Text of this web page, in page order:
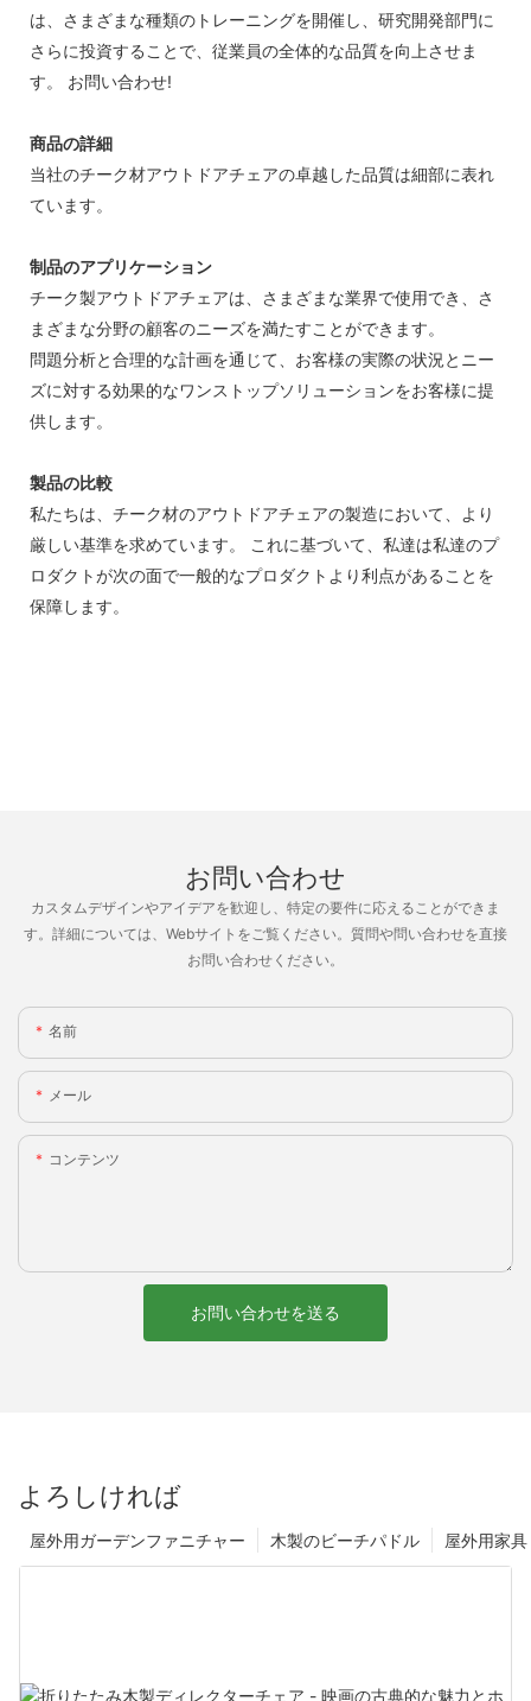
は、さまざまな種類のトレーニングを開催し、研究開発部門に
さらに投資することで、従業員の全体的な品質を向上させま
す。 お問い合わせ!
商品の詳細
当社のチーク材アウトドアチェアの卓越した品質は細部に表れ
ています。
制品のアプリケーション
チーク製アウトドアチェアは、さまざまな業界で使用でき、さ
まざまな分野の顧客のニーズを満たすことができます。
問題分析と合理的な計画を通じて、お客様の実際の状況とニー
ズに対する効果的なワンストップソリューションをお客様に提
供します。
製品の比較
私たちは、チーク材のアウトドアチェアの製造において、より
厳しい基準を求めています。 これに基づいて、私達は私達のプ
ロダクトが次の面で一般的なプロダクトより利点があることを
保障します。
お問い合わせ
カスタムデザインやアイデアを歓迎し、特定の要件に応えることができま
す。詳細については、Webサイトをご覧ください。質問や問い合わせを直接
お問い合わせください。
名前
メール
コンテンツ
お問い合わせを送る
よろしければ
屋外用家具
木製のビーチパドル
屋外用ガーデンファニチャー